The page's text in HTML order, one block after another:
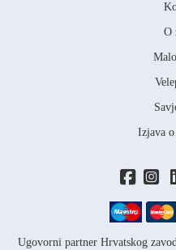
Ugovorni partner Hrvatskog
O
Izjava